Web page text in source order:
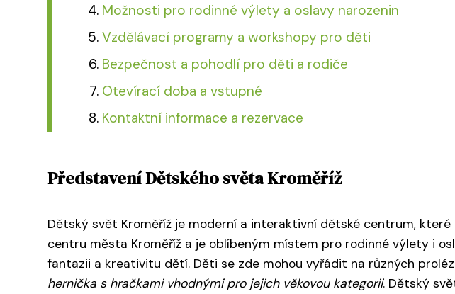
Možnosti pro rodinné výlety a oslavy narozenin
Vzdělávací programy a workshopy pro děti
Bezpečnost a pohodlí pro děti a rodiče
Otevírací doba a vstupné
Kontaktní informace a rezervace
Představení Dětského světa Kroměříž
Dětský svět Kroměříž je moderní a interaktivní dětské centrum, které
centru města Kroměříž a je oblíbeným místem pro rodinné výlety i
fantazii a kreativitu dětí. Děti se zde mohou vyřádit na různých
hernička s hračkami vhodnými pro jejich věkovou kategorii. Dětský